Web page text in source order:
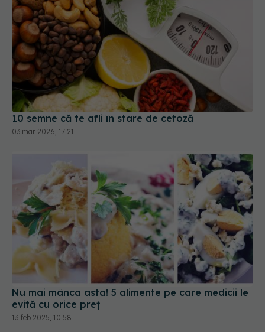
10 semne că te afli în stare de cetoză
03 mar 2026, 17:21
Nu mai mânca asta! 5 alimente pe care medicii le
evită cu orice preț
13 feb 2025, 10:58